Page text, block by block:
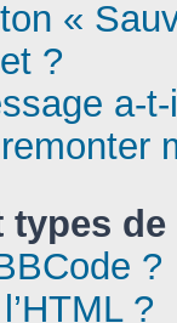
«
?
a-
types
?
?